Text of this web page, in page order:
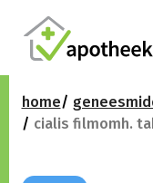
home
cialis filmomh.